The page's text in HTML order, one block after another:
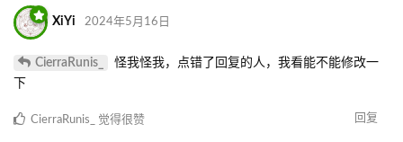
XiYi 2024年5月16日
CierraRunis_
怪我怪我，点错了回复的人，我看能不能修改一
下
回复
CierraRunis_ 觉得很赞